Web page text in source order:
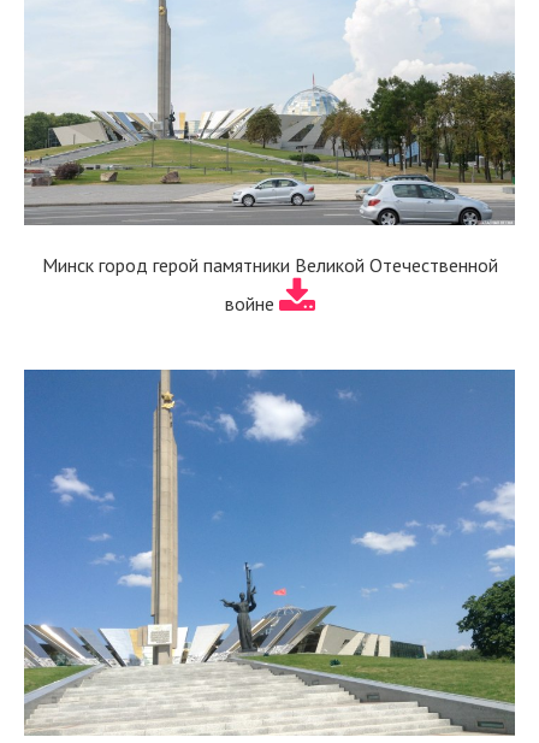
Минск город герой памятники Великой Отечественной
войне